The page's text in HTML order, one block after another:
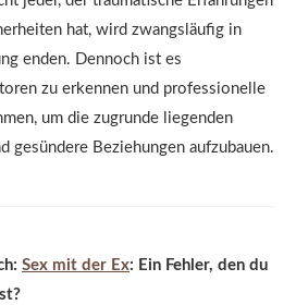
hat, wird zwangsläufig in
enden. Dennoch ist es
zu erkennen und professionelle
um die zugrunde liegenden
gesündere Beziehungen aufzubauen.
Sex mit der Ex: Ein Fehler, den du